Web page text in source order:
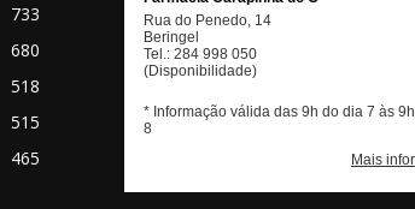
733
680
518
515
465